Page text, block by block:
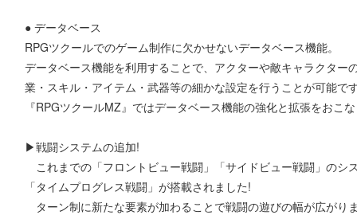
● データベース
RPGツクールでのゲーム制作に欠かせないデータベース機能。
データベース機能を利用することで、アクターや敵キャラクター
業・スキル・アイテム・武器等の細かな設定を行うことが可能で
『RPGツクールMZ』ではデータベース機能の強化と拡張をおこ
▶戦闘システムの追加!
これまでの「フロントビュー戦闘」「サイドビュー戦闘」のシ
「タイムプログレス戦闘」が搭載されました!
ターン制に新たな要素が加わることで戦闘の遊びの幅が広がり